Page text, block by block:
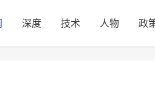
深度 技术 人物 政